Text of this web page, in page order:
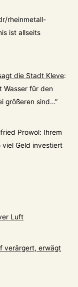
rheinmetall-
ist allseits
die Stadt Kleve:
Wasser für den
größeren sind…”
Prowol: Ihrem
viel Geld investiert
Luft
verärgert, erwägt